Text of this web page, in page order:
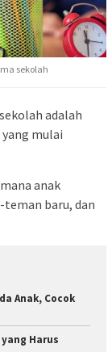
sekolah
adalah
mulai
anak
baru, dan
Anak, Cocok
Harus